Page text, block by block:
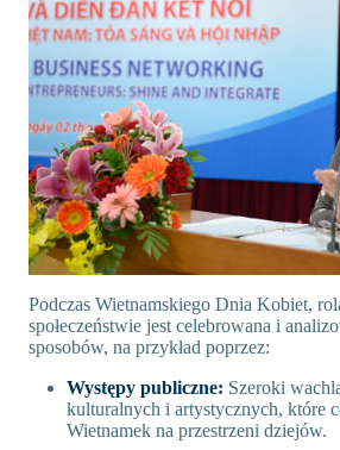
Podczas Wietnamskiego Dnia Kobiet,
społeczeństwie jest celebrowana i
sposobów, na przykład poprzez:
Występy publiczne: Szeroki
kulturalnych i artystycznych, które
Wietnamek na przestrzeni dziejów.